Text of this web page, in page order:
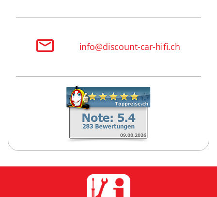
info@discount-car-hifi.ch